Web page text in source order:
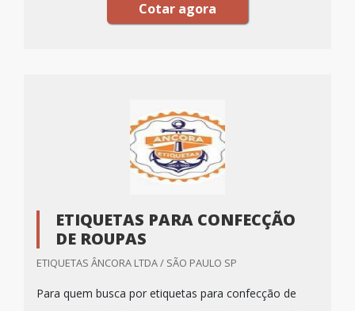
Cotar agora
ETIQUETAS PARA CONFECÇÃO
DE ROUPAS
ETIQUETAS ÂNCORA LTDA / SÃO PAULO SP
Para quem busca por etiquetas para confecção de